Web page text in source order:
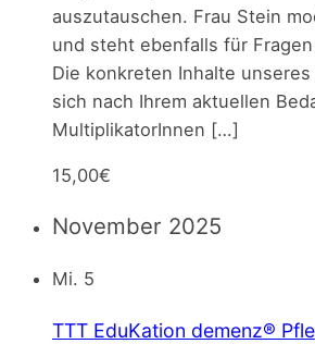
auszutauschen. Frau Stein
und steht ebenfalls für
Die konkreten Inhalte
sich nach Ihrem aktuellen
MultiplikatorInnen […]
15,00€
November 2025
Mi. 5
TTT EduKation demenz®